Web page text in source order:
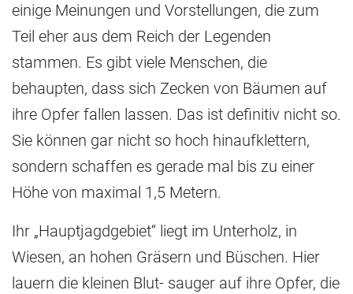
einige Meinungen und Vorstellungen, die zum
Teil eher aus dem Reich der Legenden
stammen. Es gibt viele Menschen, die
behaupten, dass sich Zecken von Bäumen auf
ihre Opfer fallen lassen. Das ist definitiv nicht so.
Sie können gar nicht so hoch hinaufklettern,
sondern schaffen es gerade mal bis zu einer
Höhe von maximal 1,5 Metern.
Ihr „Hauptjagdgebiet“ liegt im Unterholz, in
Wiesen, an hohen Gräsern und Büschen. Hier
lauern die kleinen Blut- sauger auf ihre Opfer, die